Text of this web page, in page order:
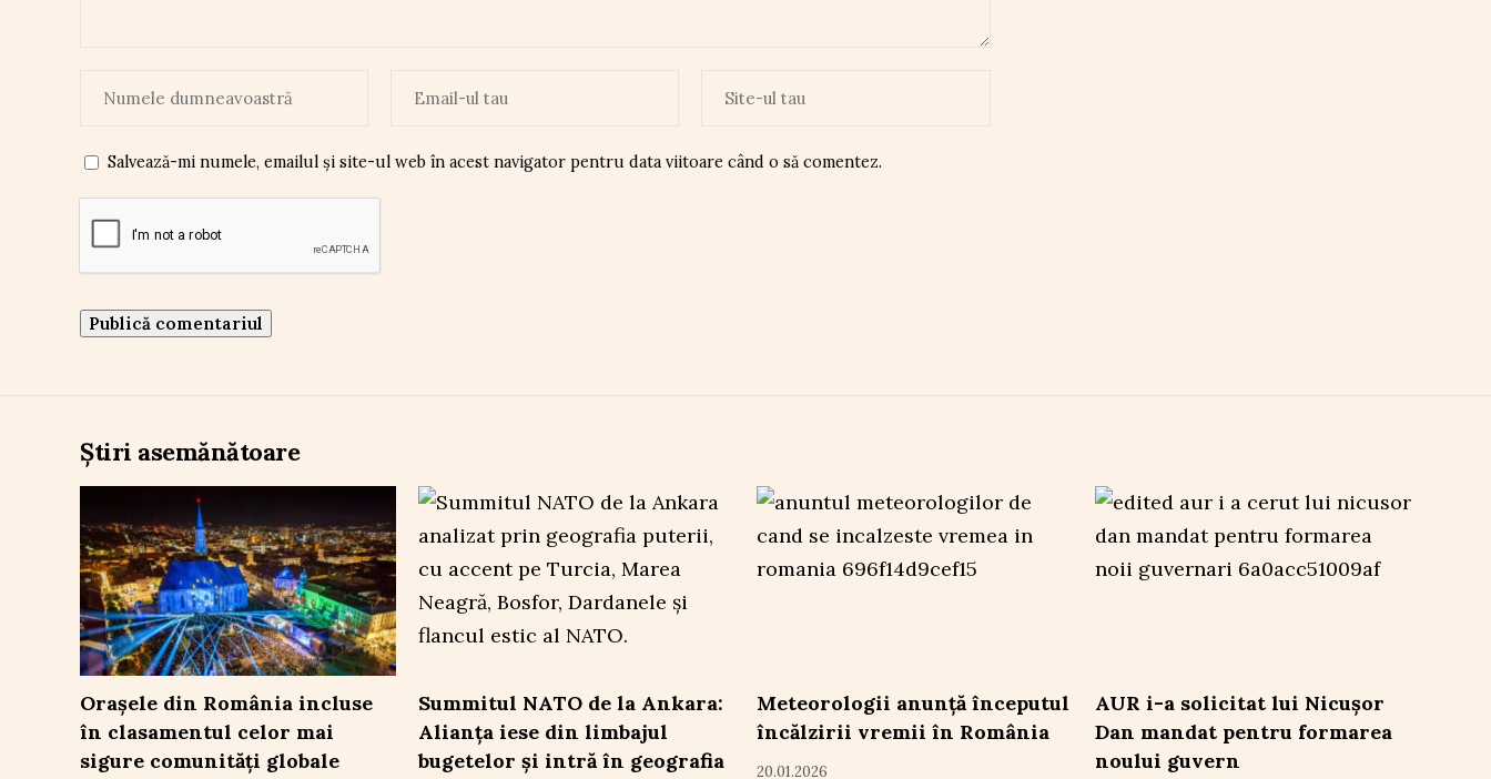
Salvează-mi numele, emailul și site-ul web în acest navigator pentru data viitoare când o să comentez.
Știri asemănătoare
Orașele din România incluse
în clasamentul celor mai
sigure comunități globale
Summitul NATO de la Ankara:
Alianța iese din limbajul
bugetelor și intră în geografia
Meteorologii anunță începutul
încălzirii vremii în România
20.01.2026
AUR i-a solicitat lui Nicușor
Dan mandat pentru formarea
noului guvern